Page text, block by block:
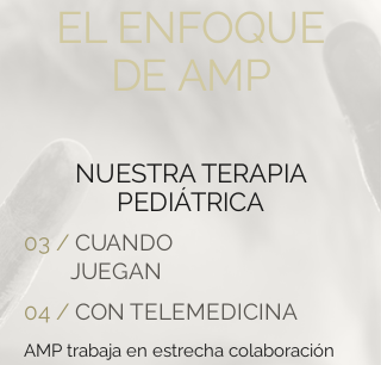
EL ENFOQUE
DE AMP
NUESTRA TERAPIA
PEDIÁTRICA
03 / CUANDO
JUEGAN
04 / CON TELEMEDICINA
AMP trabaja en estrecha colaboración